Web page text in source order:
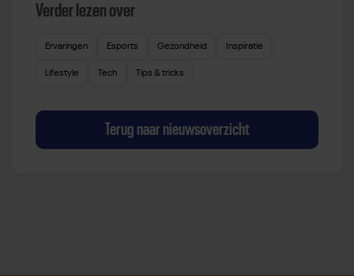
Verder lezen over
Ervaringen Esports Gezondheid Inspiratie
Lifestyle Tech Tips & tricks
Terug naar nieuwsoverzicht